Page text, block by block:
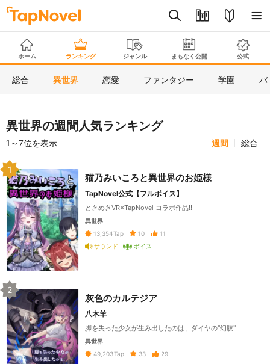
ホーム ランキング ジャンル まもなく公開 公式
総合 異世界 恋愛 ファンタジー 学園 バ
異世界の週間人気ランキング
1～7位を表示 週間 総合
1
猫乃みいころと異世界のお姫様
TapNovel公式【フルボイス】
ときめきVR×TapNovel コラボ作品!!
異世界
13,354Tap 10
11
サウンド
ボイス
2
灰色のカルテジア
八木羊
脚を失った少女が生み出したのは、ダイヤの"幻肢"
異世界
49,203Tap 33 29